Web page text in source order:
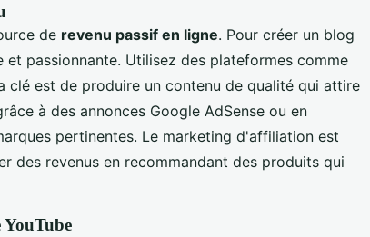
de revenu passif en ligne. Pour créer un blog
et passionnante. Utilisez des plateformes comme
clé est de produire un contenu de qualité qui attire
à des annonces Google AdSense ou en
pertinentes. Le marketing d'affiliation est
des revenus en recommandant des produits qui
YouTube